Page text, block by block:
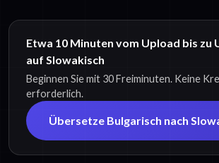
Etwa 10 Minuten vom Upload bis zu
auf Slowakisch
Beginnen Sie mit 30 Freiminuten. Keine
erforderlich.
Übersetze Bulgarisch nach